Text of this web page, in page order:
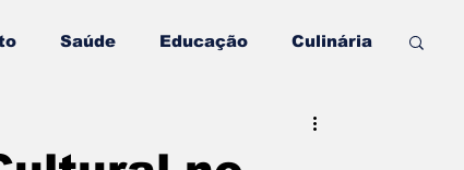
Saúde Educação Culinária
Plantão de Polícia